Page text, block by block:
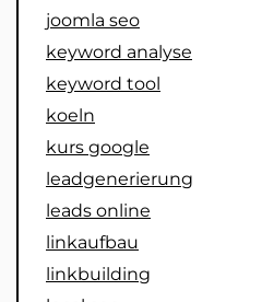
joomla seo
keyword analyse
keyword tool
koeln
kurs google
leadgenerierung
leads online
linkaufbau
linkbuilding